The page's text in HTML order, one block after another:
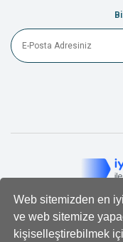
Web sitemizden en
ve web sitemize
kişiselleştirebilmek